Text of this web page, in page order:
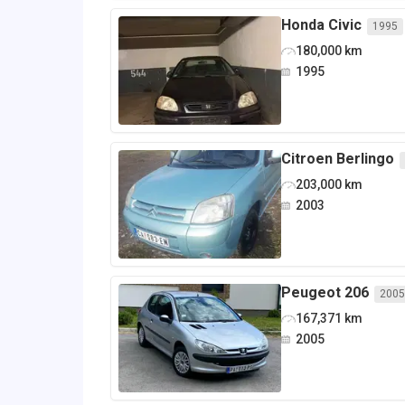
Honda Civic 1995
180,000 km
1995
Citroen Berlingo
203,000 km
2003
Peugeot 206 2005
167,371 km
2005